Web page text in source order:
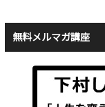
無料メルマガ講座